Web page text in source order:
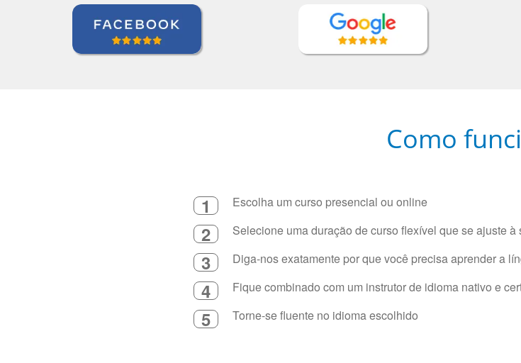
Como
1 Escolha um curso presencial ou online
2 Selecione uma duração de curso flexível que se ajuste à
3 Diga-nos exatamente por que você precisa aprender a
4 Fique combinado com um instrutor de idioma nativo e
5 Torne-se fluente no idioma escolhido